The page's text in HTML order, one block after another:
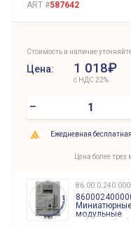
ART #587642
Стоимость и наличие
Цена: 1 018₽
с НДС 22%
–
Ежедневная
Цена более
модульные
таймеры